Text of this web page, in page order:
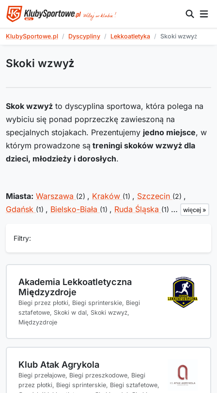
KlubySportowe.pl Dyscypliny Lekkoatletyka Skoki wzwyż
Skoki wzwyż
Skok wzwyż to dyscyplina sportowa, która polega na
wybiciu się ponad poprzeczkę zawieszoną na
specjalnych stojakach. Prezentujemy jedno miejsce, w
którym prowadzone są treningi skoków wzwyż dla
dzieci, młodzieży i dorosłych.
Miasta: Warszawa (2) , Kraków (1) , Szczecin (2) ,
Gdańsk (1) , Bielsko-Biała (1) , Ruda Śląska (1) … więcej »
Filtry:
Akademia Lekkoatletyczna
Międzyzdroje
Biegi przez płotki, Biegi sprinterskie, Biegi
sztafetowe, Skoki w dal, Skoki wzwyż,
Międzyzdroje
Klub Atak Agrykola
Biegi przełajowe, Biegi przeszkodowe, Biegi
przez płotki, Biegi sprinterskie, Biegi sztafetowe,